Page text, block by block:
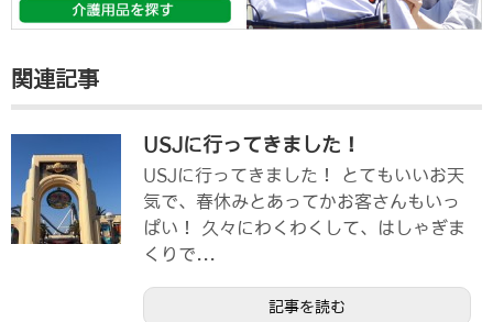
関連記事
USJに行ってきました！
USJに行ってきました！ とてもいいお天
気で、春休みとあってかお客さんもいっ
ぱい！ 久々にわくわくして、はしゃぎま
くりで...
記事を読む